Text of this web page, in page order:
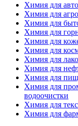
Химия для
Химия для
Химия для
Химия для
Химия для
Химия для
Химия для
Химия для
Химия для
Химия для
водоочистки
Химия для
Химия для